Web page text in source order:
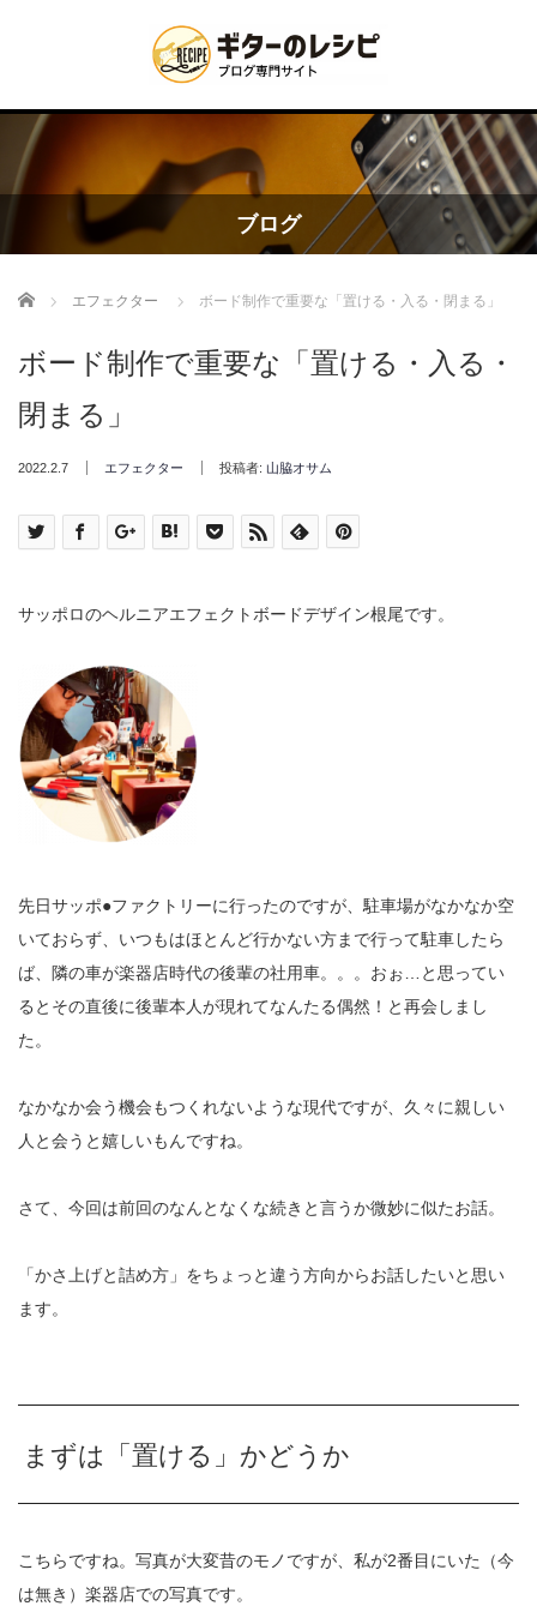
ブログ
Home エフェクター ボード制作で重要な「置ける・入る・閉まる」
ボード制作で重要な「置ける・入る・
閉まる」
2022.2.7 エフェクター 投稿者: 山脇オサム
サッポロのヘルニアエフェクトボードデザイン根尾です。
先日サッポ●ファクトリーに行ったのですが、駐車場がなかなか空
いておらず、いつもはほとんど行かない方まで行って駐車したら
ば、隣の車が楽器店時代の後輩の社用車。。。おぉ…と思ってい
るとその直後に後輩本人が現れてなんたる偶然！と再会しまし
た。
なかなか会う機会もつくれないような現代ですが、久々に親しい
人と会うと嬉しいもんですね。
さて、今回は前回のなんとなくな続きと言うか微妙に似たお話。
「かさ上げと詰め方」をちょっと違う方向からお話したいと思い
ます。
まずは「置ける」かどうか
こちらですね。写真が大変昔のモノですが、私が2番目にいた（今
は無き）楽器店での写真です。